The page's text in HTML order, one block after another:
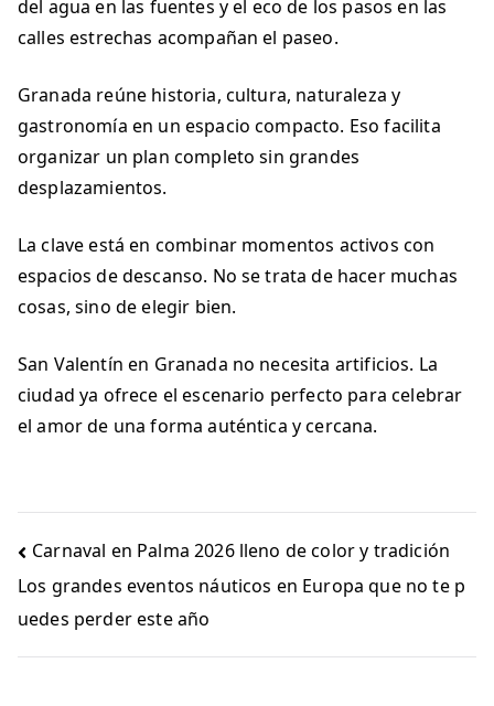
del agua en las fuentes y el eco de los pasos en las
calles estrechas acompañan el paseo.
Granada reúne historia, cultura, naturaleza y
gastronomía en un espacio compacto. Eso facilita
organizar un plan completo sin grandes
desplazamientos.
La clave está en combinar momentos activos con
espacios de descanso. No se trata de hacer muchas
cosas, sino de elegir bien.
San Valentín en Granada no necesita artificios. La
ciudad ya ofrece el escenario perfecto para celebrar
el amor de una forma auténtica y cercana.
Navegación
de
entradas
Carnaval en Palma 2026 lleno de color y tradición
Los grandes eventos náuticos en Europa que no te p
uedes perder este año